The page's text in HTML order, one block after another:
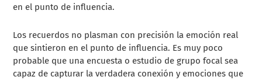
en el punto de influencia.
Los recuerdos no plasman con precisión la emoción real
que sintieron en el punto de influencia. Es muy poco
probable que una encuesta o estudio de grupo focal sea
capaz de capturar la verdadera conexión y emociones que